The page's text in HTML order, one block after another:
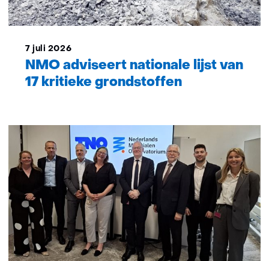
7 juli 2026
NMO adviseert nationale lijst van
17 kritieke grondstoffen